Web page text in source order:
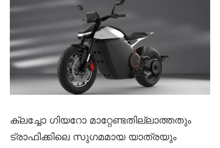
ക്ലച്ചോ ഗിയറോ മാറ്റേണ്ടതില്ലാത്തതും
ട്രാഫിക്കിലെ സുഗമമായ യാത്രയും